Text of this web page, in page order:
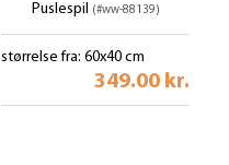
Puslespil (#ww-88139)
størrelse fra: 60x40 cm
349.00 kr.